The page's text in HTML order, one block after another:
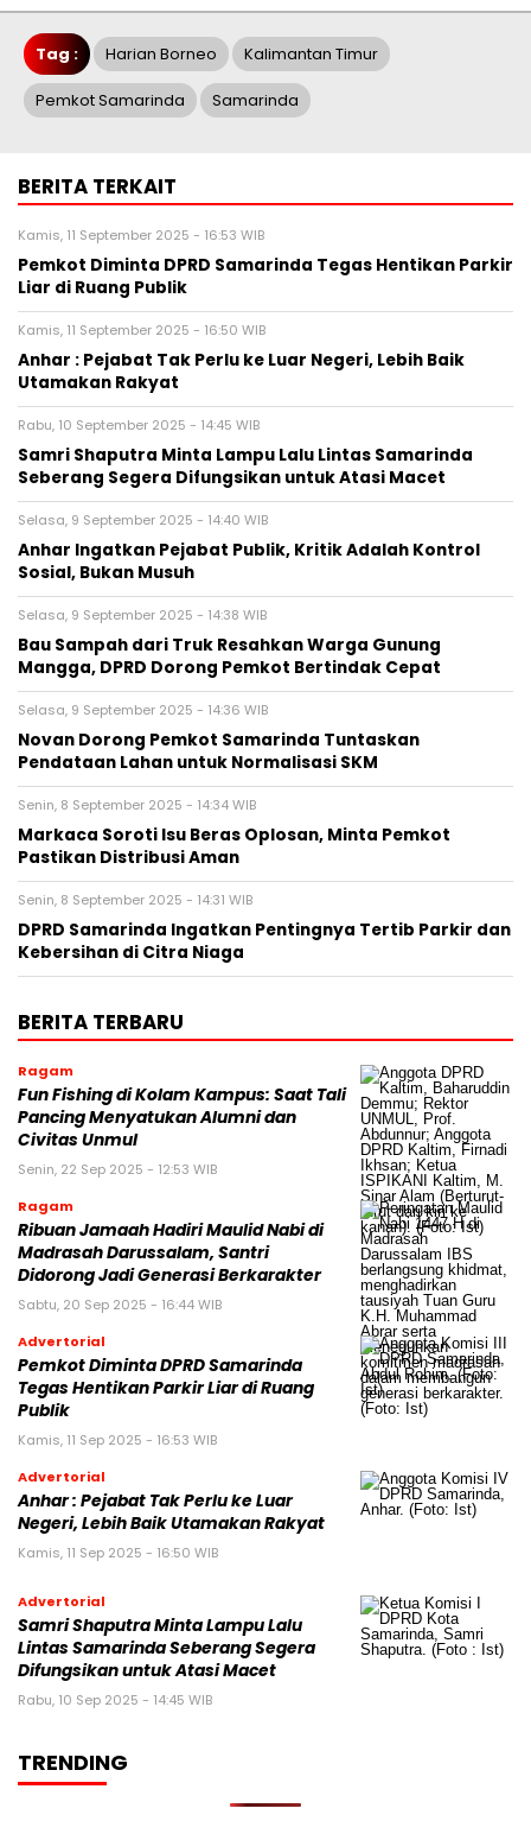
Tag : Harian Borneo Kalimantan Timur
Pemkot Samarinda Samarinda
BERITA TERKAIT
Kamis, 11 September 2025 - 16:53 WIB
Pemkot Diminta DPRD Samarinda Tegas Hentikan Parkir
Liar di Ruang Publik
Kamis, 11 September 2025 - 16:50 WIB
Anhar : Pejabat Tak Perlu ke Luar Negeri, Lebih Baik
Utamakan Rakyat
Rabu, 10 September 2025 - 14:45 WIB
Samri Shaputra Minta Lampu Lalu Lintas Samarinda
Seberang Segera Difungsikan untuk Atasi Macet
Selasa, 9 September 2025 - 14:40 WIB
Anhar Ingatkan Pejabat Publik, Kritik Adalah Kontrol
Sosial, Bukan Musuh
Selasa, 9 September 2025 - 14:38 WIB
Bau Sampah dari Truk Resahkan Warga Gunung
Mangga, DPRD Dorong Pemkot Bertindak Cepat
Selasa, 9 September 2025 - 14:36 WIB
Novan Dorong Pemkot Samarinda Tuntaskan
Pendataan Lahan untuk Normalisasi SKM
Senin, 8 September 2025 - 14:34 WIB
Markaca Soroti Isu Beras Oplosan, Minta Pemkot
Pastikan Distribusi Aman
Senin, 8 September 2025 - 14:31 WIB
DPRD Samarinda Ingatkan Pentingnya Tertib Parkir dan
Kebersihan di Citra Niaga
BERITA TERBARU
Ragam
Fun Fishing di Kolam Kampus: Saat Tali
Pancing Menyatukan Alumni dan
Civitas Unmul
Senin, 22 Sep 2025 - 12:53 WIB
Ragam
Ribuan Jamaah Hadiri Maulid Nabi di
Madrasah Darussalam, Santri
Didorong Jadi Generasi Berkarakter
Sabtu, 20 Sep 2025 - 16:44 WIB
Advertorial
Pemkot Diminta DPRD Samarinda
Tegas Hentikan Parkir Liar di Ruang
Publik
Kamis, 11 Sep 2025 - 16:53 WIB
Advertorial
Anhar : Pejabat Tak Perlu ke Luar
Negeri, Lebih Baik Utamakan Rakyat
Kamis, 11 Sep 2025 - 16:50 WIB
Advertorial
Samri Shaputra Minta Lampu Lalu
Lintas Samarinda Seberang Segera
Difungsikan untuk Atasi Macet
Rabu, 10 Sep 2025 - 14:45 WIB
TRENDING